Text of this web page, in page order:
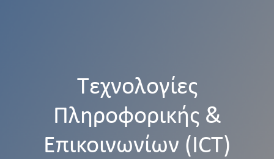
Τεχνολογίες
Πληροφορικής &
Επικοινωνίων (ICT)